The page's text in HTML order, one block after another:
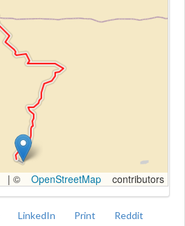
| © OpenStreetMap contributors
LinkedIn Print
Reddit